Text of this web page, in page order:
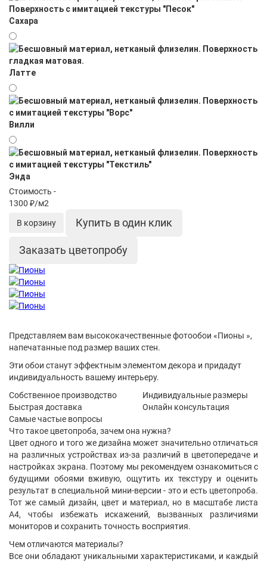
Сахара
Латте
Вилли
Энда
Стоимость -
1300 ₽/м2
В корзину Купить в один клик
Заказать цветопробу
Представляем вам высококачественные фотообои «Пионы »,
напечатанные под размер ваших стен.
Эти обои станут эффектным элементом декора и придадут
индивидуальность вашему интерьеру.
Собственное производство
Индивидуальные размеры
Быстрая доставка
Онлайн консультация
Самые частые вопросы
Что такое цветопроба, зачем она нужна?
Цвет одного и того же дизайна может значительно отличаться
на различных устройствах из-за различий в цветопередаче и
настройках экрана. Поэтому мы рекомендуем ознакомиться с
будущими обоями вживую, ощутить их текстуру и оценить
результат в специальной мини-версии - это и есть цветопроба.
Тот же самый дизайн, цвет и материал, но в масштабе листа
А4, чтобы избежать искажений, вызванных различиями
мониторов и сохранить точность восприятия.
Чем отличаются материалы?
Все они обладают уникальными характеристиками, и каждый